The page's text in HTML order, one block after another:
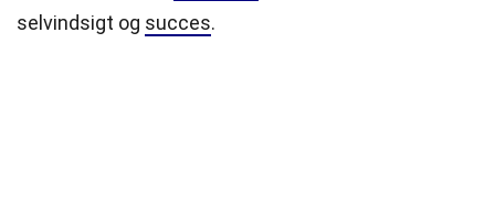
selvindsigt og succes.